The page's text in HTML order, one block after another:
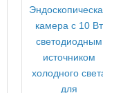
Эндоскопическая
камера с 10 Вт
светодиодным
источником
холодного света
для